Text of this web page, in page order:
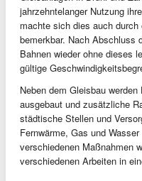
jahrzehntelanger Nutzung
machte sich dies auch
bemerkbar. Nach Abschluss
Bahnen wieder ohne dieses
gültige
Neben dem Gleisbau
ausgebaut und zusätzliche
städtische Stellen und
Fernwärme, Gas und
verschiedenen Maßnahmen
verschiedenen Arbeiten in